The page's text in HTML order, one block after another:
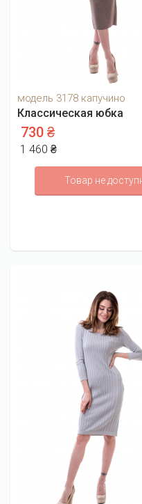
модель 3178 капучино
Классическая юбка
730 ₴
1 460 ₴
Товар не